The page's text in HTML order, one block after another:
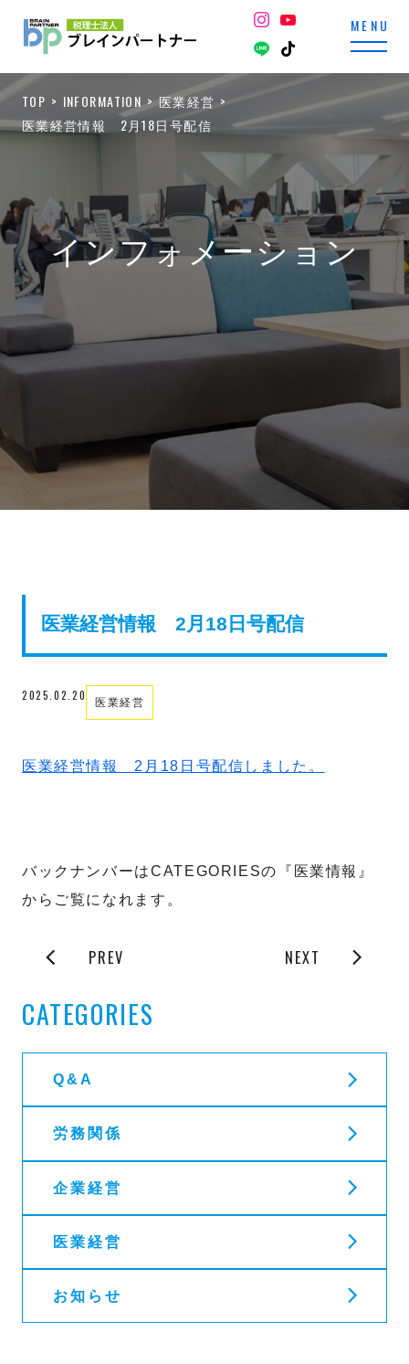
TOP INFORMATION
医業経営
医業経営情報 2月18日号配信
インフォメーション
医業経営情報 2月18日号配信
2025.02.20 医業経営
医業経営情報 2月18日号配信しました。
バックナンバーはCATEGORIESの『医業情報』
からご覧になれます。
PREV NEXT
CATEGORIES
Q&A
労務関係
企業経営
医業経営
お知らせ